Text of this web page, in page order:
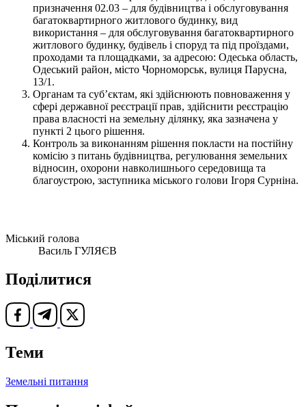
призначення 02.03 – для будівництва і обслуговування
багатоквартирного житлового будинку, вид
використання – для обслуговування багатоквартирного
житлового будинку, будівель і споруд та під проїздами,
проходами та площадками, за адресою: Одеська область,
Одеський район, місто Чорноморськ, вулиця Парусна,
13/1.
Органам та суб’єктам, які здійснюють повноваження у
сфері державної реєстрації прав, здійснити реєстрацію
права власності на земельну ділянку, яка зазначена у
пункті 2 цього рішення.
Контроль за виконанням рішення покласти на постійну
комісію з питань будівництва, регулювання земельних
відносин, охорони навколишнього середовища та
благоустрою, заступника міського голови Ігоря Сурніна.
Міський голова
Василь ГУЛЯЄВ
Поділитися
Теми
Земельні питання